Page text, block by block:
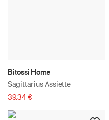
Bitossi Home
Sagittarius Assiette
39,34 €